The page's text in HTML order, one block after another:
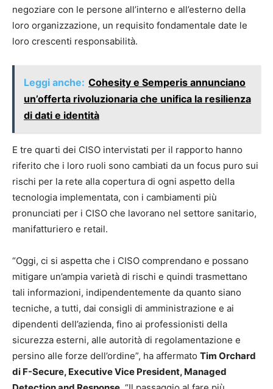
negoziare con le persone all’interno e all’esterno della
loro organizzazione, un requisito fondamentale date le
loro crescenti responsabilità.
Leggi anche: Cohesity e Semperis annunciano
un’offerta rivoluzionaria che unifica la resilienza
di dati e identità
E tre quarti dei CISO intervistati per il rapporto hanno
riferito che i loro ruoli sono cambiati da un focus puro sui
rischi per la rete alla copertura di ogni aspetto della
tecnologia implementata, con i cambiamenti più
pronunciati per i CISO che lavorano nel settore sanitario,
manifatturiero e retail.
“Oggi, ci si aspetta che i CISO comprendano e possano
mitigare un’ampia varietà di rischi e quindi trasmettano
tali informazioni, indipendentemente da quanto siano
tecniche, a tutti, dai consigli di amministrazione e ai
dipendenti dell’azienda, fino ai professionisti della
sicurezza esterni, alle autorità di regolamentazione e
persino alle forze dell’ordine”, ha affermato Tim Orchard
di F-Secure, Executive Vice President, Managed